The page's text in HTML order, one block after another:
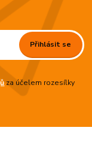
Přihlásit se
za účelem rozesílky